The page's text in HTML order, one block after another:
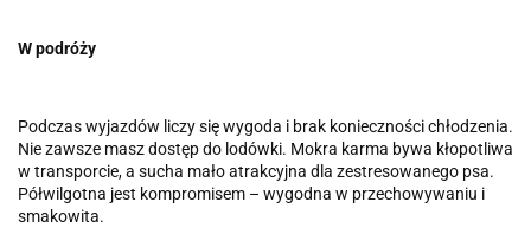
W podróży
Podczas wyjazdów liczy się wygoda i brak konieczności chłodzenia.
Nie zawsze masz dostęp do lodówki. Mokra karma bywa kłopotliwa
w transporcie, a sucha mało atrakcyjna dla zestresowanego psa.
Półwilgotna jest kompromisem – wygodna w przechowywaniu i
smakowita.